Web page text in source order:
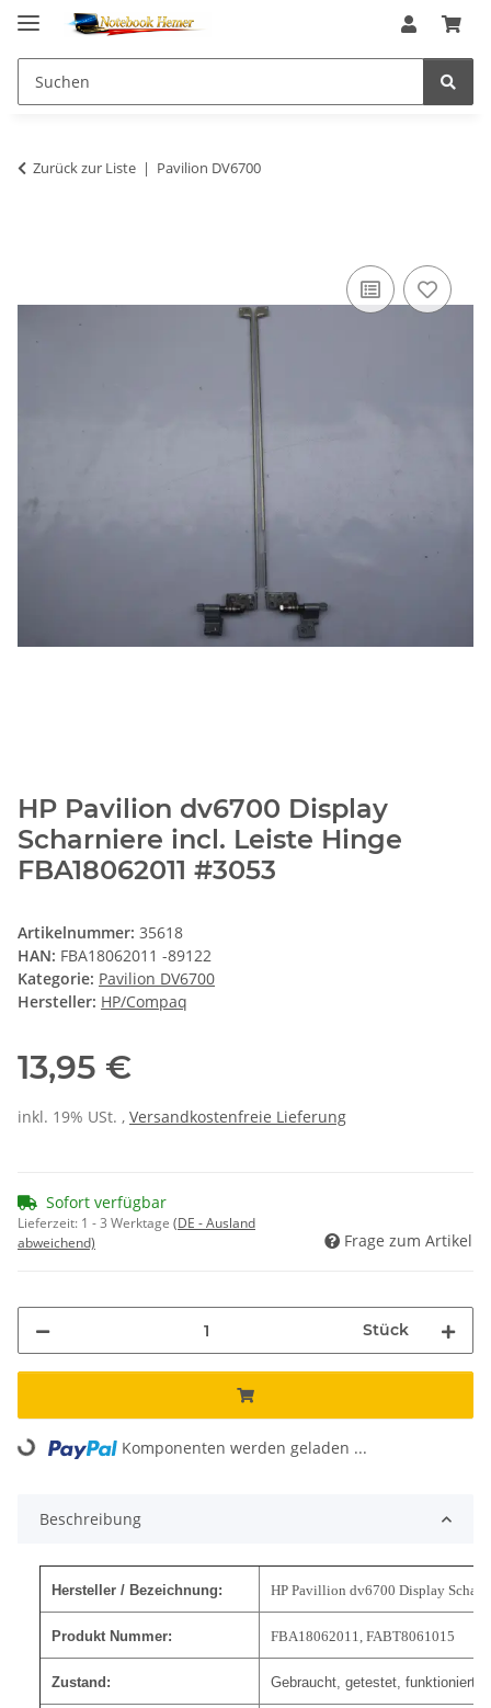
Zurück zur Liste Pavilion DV6700
HP Pavilion dv6700 Display
Scharniere incl. Leiste Hinge
FBA18062011 #3053
Artikelnummer: 35618
HAN: FBA18062011 -89122
Kategorie: Pavilion DV6700
Hersteller: HP/Compaq
13,95 €
inkl. 19% USt. , Versandkostenfreie Lieferung
Sofort verfügbar
Lieferzeit: 1 - 3 Werktage (DE - Ausland
abweichend)
Frage zum Artikel
Stück
Loading... Komponenten werden geladen ...
Beschreibung
Hersteller / Bezeichnung: HP Pavillion dv6700 Display
Produkt Nummer: FBA18062011, FABT8061015
Zustand: Gebraucht, getestet, funktioniert.